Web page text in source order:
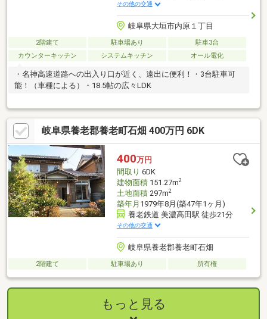
その他の交通
岐阜県大垣市内原１丁目
2階建て 駐車場あり
駐車3台
カウンターキッチン
システムキッチン オール電化
・名神高速道路への出入り口が近く、遠出に便利！・3台駐車可
能！（車種による）・18.5帖の広々LDK
岐阜県養老郡養老町石畑 400万円 6DK
400万円
間取り 6DK
建物面積151.27m2
土地面積297m2
築年月 1979年8月(築47年1ヶ月)
養老鉄道 美濃高田駅 徒歩21分
その他の交通
岐阜県養老郡養老町石畑
2階建て 駐車場あり 所有権
もっと見る